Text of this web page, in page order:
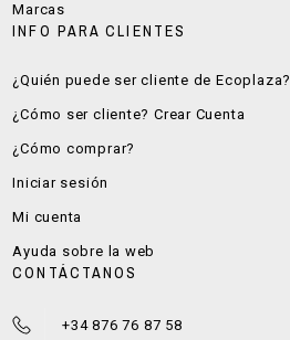
Marcas
INFO PARA CLIENTES
¿Quién puede ser cliente de Ecoplaza?
¿Cómo ser cliente? Crear Cuenta
¿Cómo comprar?
Iniciar sesión
Mi cuenta
Ayuda sobre la web
CONTÁCTANOS
+34 876 76 87 58